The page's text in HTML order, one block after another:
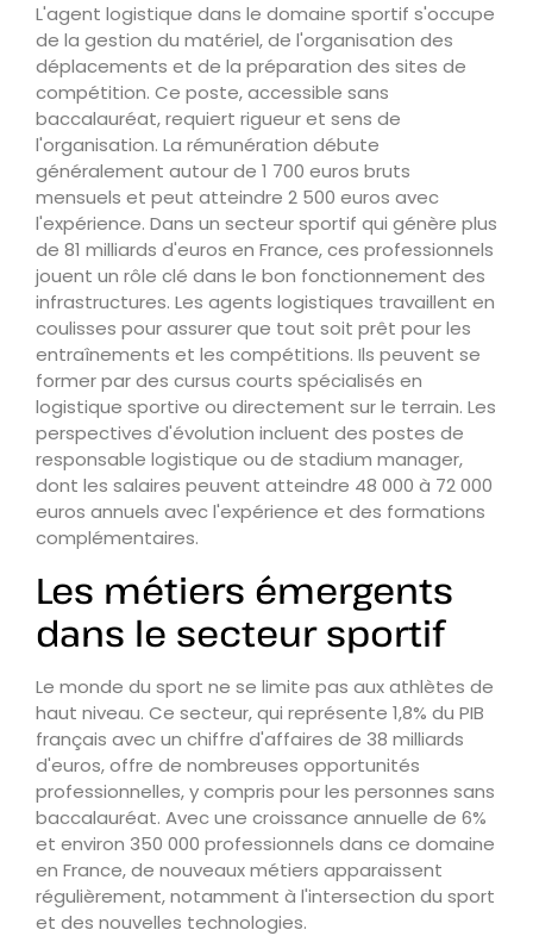
L'agent logistique dans le domaine sportif s'occupe
de la gestion du matériel, de l'organisation des
déplacements et de la préparation des sites de
compétition. Ce poste, accessible sans
baccalauréat, requiert rigueur et sens de
l'organisation. La rémunération débute
généralement autour de 1 700 euros bruts
mensuels et peut atteindre 2 500 euros avec
l'expérience. Dans un secteur sportif qui génère plus
de 81 milliards d'euros en France, ces professionnels
jouent un rôle clé dans le bon fonctionnement des
infrastructures. Les agents logistiques travaillent en
coulisses pour assurer que tout soit prêt pour les
entraînements et les compétitions. Ils peuvent se
former par des cursus courts spécialisés en
logistique sportive ou directement sur le terrain. Les
perspectives d'évolution incluent des postes de
responsable logistique ou de stadium manager,
dont les salaires peuvent atteindre 48 000 à 72 000
euros annuels avec l'expérience et des formations
complémentaires.
Les métiers émergents
dans le secteur sportif
Le monde du sport ne se limite pas aux athlètes de
haut niveau. Ce secteur, qui représente 1,8% du PIB
français avec un chiffre d'affaires de 38 milliards
d'euros, offre de nombreuses opportunités
professionnelles, y compris pour les personnes sans
baccalauréat. Avec une croissance annuelle de 6%
et environ 350 000 professionnels dans ce domaine
en France, de nouveaux métiers apparaissent
régulièrement, notamment à l'intersection du sport
et des nouvelles technologies.